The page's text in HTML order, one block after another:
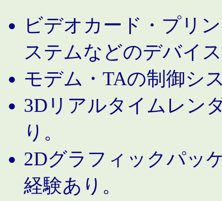
ビデオカード・プリ
ステムなどのデバイ
モデム・TAの制御シ
3Dリアルタイムレン
り。
2Dグラフィックパッ
経験あり。